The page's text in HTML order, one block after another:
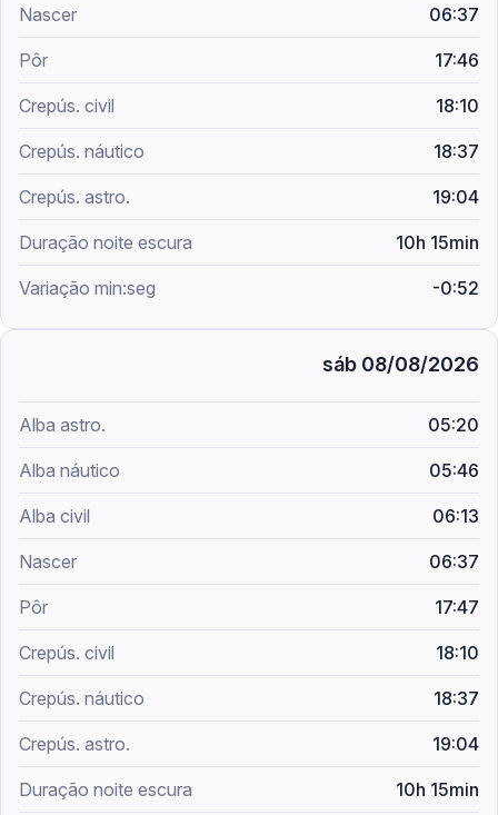
06:37
17:46
18:10
18:37
19:04
10h 15min
-0:52
sáb 08/08/2026
05:20
05:46
06:13
06:37
17:47
18:10
18:37
19:04
10h 15min